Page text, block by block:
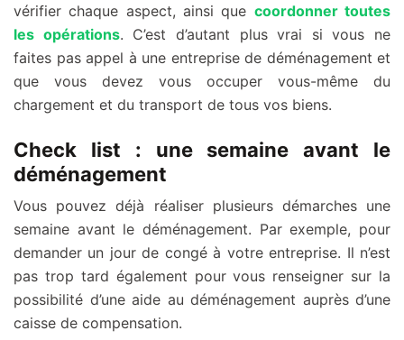
vérifier chaque aspect, ainsi que coordonner toutes
les opérations. C’est d’autant plus vrai si vous ne
faites pas appel à une entreprise de déménagement et
que vous devez vous occuper vous-même du
chargement et du transport de tous vos biens.
Check list : une semaine avant le
déménagement
Vous pouvez déjà réaliser plusieurs démarches une
semaine avant le déménagement. Par exemple, pour
demander un jour de congé à votre entreprise. Il n’est
pas trop tard également pour vous renseigner sur la
possibilité d’une aide au déménagement auprès d’une
caisse de compensation.